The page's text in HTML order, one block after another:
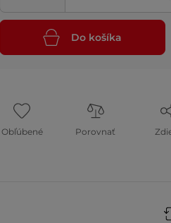
Do košíka
Obľúbené Porovnať